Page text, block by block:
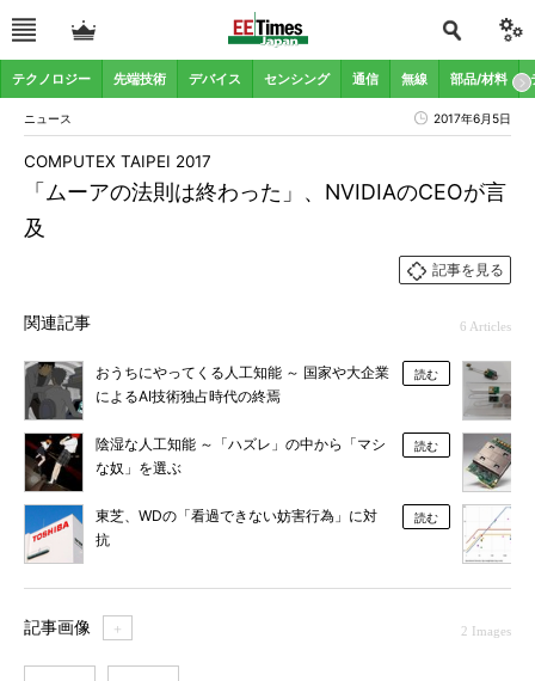
テクノロジー 先端技術 デバイス センシング 通信 無線 部品/材料
ニュース 2017年6月5日
「ムーアの法則は終わった」、NVIDIAのCEOが言
及
COMPUTEX TAIPEI 2017
記事を見る
関連記事 6 Articles
おうちにやってくる人工知能 ～ 国家や大企業
によるAI技術独占時代の終焉
読む
陰湿な人工知能 ～「ハズレ」の中から「マシ
な奴」を選ぶ
読む
東芝、WDの「看過できない妨害行為」に対
抗
読む
記事画像 ＋ 2 Images